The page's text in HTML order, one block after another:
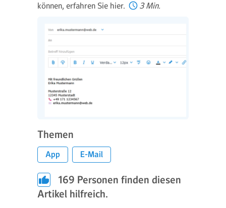
können, erfahren Sie hier.
3 Min.
Themen
App E-Mail
169 Personen finden diesen
Artikel hilfreich.